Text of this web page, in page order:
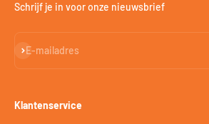
Schrijf je in voor onze nieuwsbrief
E-mailadres
Abonneren
Klantenservice